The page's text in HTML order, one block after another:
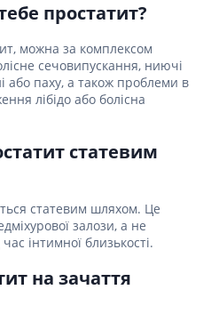
простатит?
можна за комплексом
сечовипускання, ниючі
або паху, а також проблеми в
лібідо або болісна
статевим
статевим шляхом. Це
залози, а не
інтимної близькості.
на зачаття